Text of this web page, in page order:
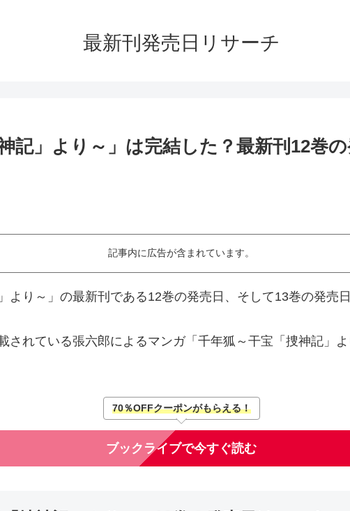
最新刊発売日リサーチ
記」より～」は完結した？最新刊12巻
記事内に広告が含まれています。
より～」の最新刊である12巻の発売日、そして13巻の発売
されている張六郎によるマンガ「千年狐～干宝「捜神記」
70％OFFクーポンがもらえる！
ブックライブで今すぐ読む